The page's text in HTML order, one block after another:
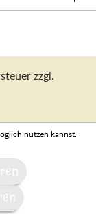
zzgl.
nutzen kannst.